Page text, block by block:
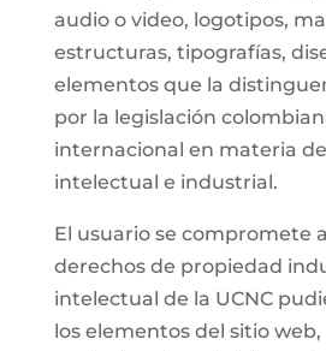
audio o video, logotipos,
estructuras, tipografías,
elementos que la
por la legislación
internacional en materia
intelectual e industrial.
El usuario se compromete
derechos de propiedad
intelectual de la UCNC
los elementos del sitio